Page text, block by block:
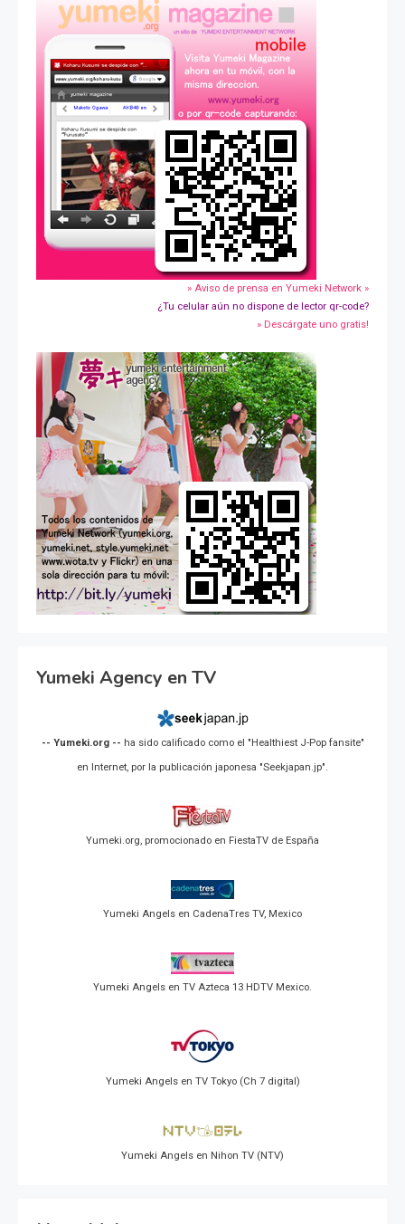
» Aviso de prensa en Yumeki Network »
¿Tu celular aún no dispone de lector qr-code?
» Descárgate uno gratis!
Yumeki Agency en TV
-- Yumeki.org -- ha sido calificado como el "Healthiest J-Pop fansite"
en Internet, por la publicación japonesa "Seekjapan.jp".
Yumeki.org, promocionado en FiestaTV de España
Yumeki Angels en CadenaTres TV, Mexico
Yumeki Angels en TV Azteca 13 HDTV Mexico.
Yumeki Angels en TV Tokyo (Ch 7 digital)
Yumeki Angels en Nihon TV (NTV)